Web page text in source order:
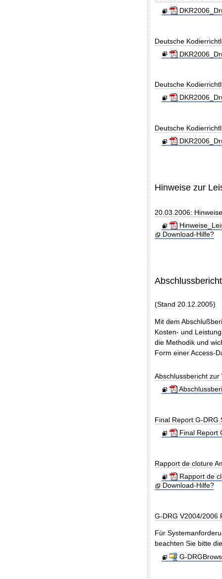
Deutsche
Deutsche
Deutsche
Hinweise zur
20.03.2006:
Download-Hilfe?
(Stand 20.12.2005)
Mit dem
Kosten- und
die Methodik und
Form einer Access-
Abschlussbericht
Final Report G-DRG
Final Report
Rapport de cloture
Rapport de
Download-Hilfe?
G-DRG V2004/2006
Für
beachten Sie bitte
G-